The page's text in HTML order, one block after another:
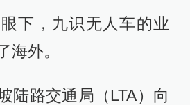
下，九识无人车的业
海外。
陆路交通局（LTA）向